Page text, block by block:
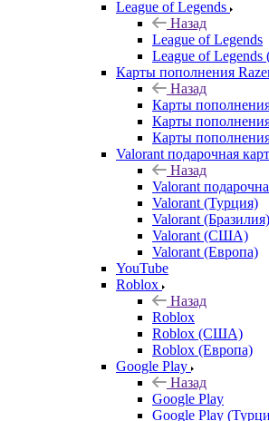
League of Legends
Назад
League of Legends
League of Legends
Карты пополнения
Назад
Карты
Карты
Карты
Valorant подарочная
Назад
Valorant
Valorant (Турция)
Valorant (Бразилия)
Valorant (США)
Valorant (Европа)
YouTube
Roblox
Назад
Roblox
Roblox (США)
Roblox (Европа)
Google Play
Назад
Google Play
Google Play